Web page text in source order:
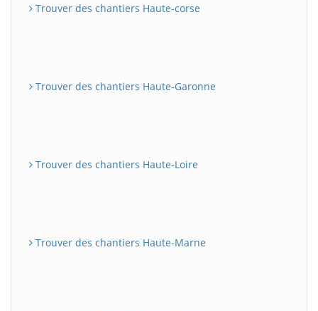
Trouver des chantiers Haute-corse
Trouver des chantiers Haute-Garonne
Trouver des chantiers Haute-Loire
Trouver des chantiers Haute-Marne